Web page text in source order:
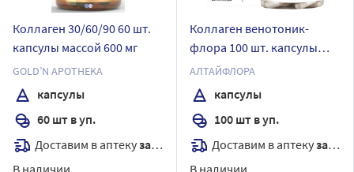
Коллаген 30/60/90 60 шт.
капсулы массой 600 мг
GOLD’N APOTHEKA
капсулы
60 шт в уп.
Доставим в аптекузавтра
В наличии
Коллаген венотоник-
флора 100 шт. капсулы
массой 0,28 г
АЛТАЙФЛОРА
капсулы
100 шт в уп.
Доставим в аптекузавтра
В наличии